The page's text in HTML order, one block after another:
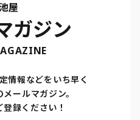
屋
ガジン
情報などをいち早く
ールマガジン。
録ください！